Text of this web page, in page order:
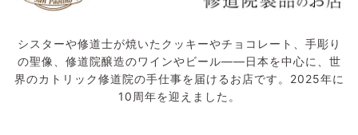
シスターや修道士が焼いたクッキーやチョコレート、手彫り
の聖像、修道院醸造のワインやビール——日本を中心に、世
界のカトリック修道院の手仕事を届けるお店です。2025年に
10周年を迎えました。